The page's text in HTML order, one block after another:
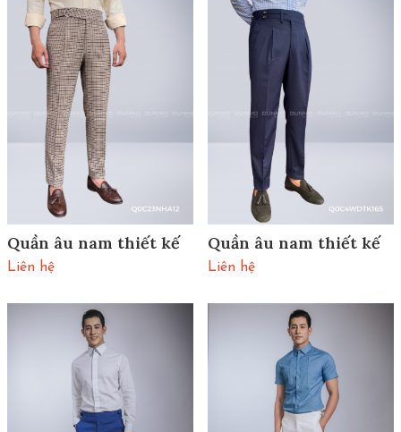
Quần âu nam thiết kế
Liên hệ
Quần âu nam thiết kế
Liên hệ